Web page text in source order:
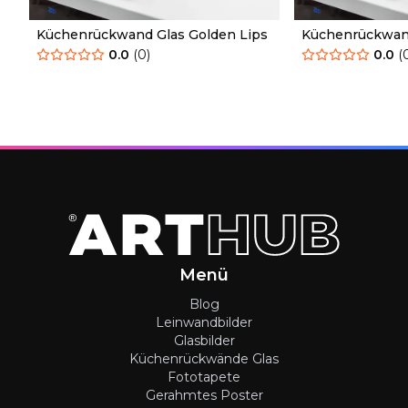
Küchenrückwand Glas Golden Lips
0.0 (0)
Lips
0.0 (
Menü
Blog
Leinwandbilder
Glasbilder
Küchenrückwände Glas
Fototapete
Gerahmtes Poster